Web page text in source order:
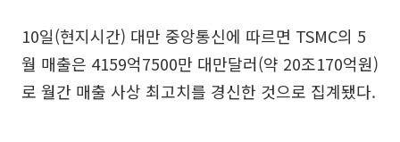
10일(현지시간) 대만 중앙통신에 따르면 TSMC의 5
월 매출은 4159억7500만 대만달러(약 20조170억원)
로 월간 매출 사상 최고치를 경신한 것으로 집계됐다.